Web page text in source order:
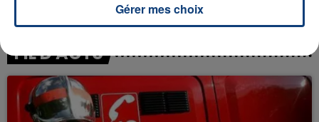
FIL D'ACTU
Gérer mes choix